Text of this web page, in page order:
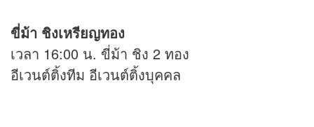
ขี่ม้า ชิงเหรียญทอง
เวลา 16:00 น. ขี่ม้า ชิง 2 ทอง
อีเวนต์ติ้งทีม อีเวนต์ติ้งบุคคล